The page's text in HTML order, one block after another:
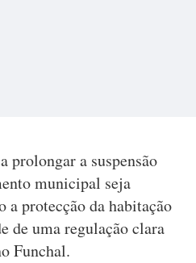
prolongar a suspensão
municipal seja
protecção da habitação
de uma regulação clara
Funchal.